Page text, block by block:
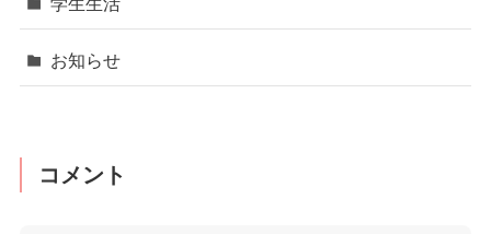
お知らせ
コメント